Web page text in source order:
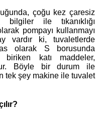
çoğu kez çaresiz
bilgiler ile tıkanıklığı
pompayı kullanmayı
vardır ki, tuvaletlerde
olarak S borusunda
biriken katı maddeler,
Böyle bir durum ile
tek şey makine ile tuvalet